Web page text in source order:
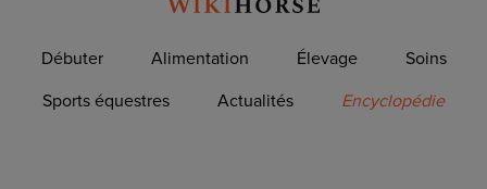
Débuter Alimentation Élevage Soins
Sports équestres Actualités Encyclopédie